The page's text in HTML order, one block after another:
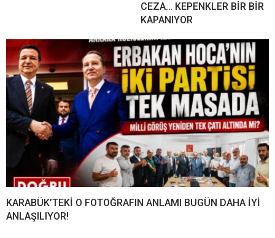
CEZA… KEPENKLER BİR BİR
KAPANIYOR
KARABÜK’TEKİ O FOTOĞRAFIN ANLAMI BUGÜN DAHA İYİ
ANLAŞILIYOR!